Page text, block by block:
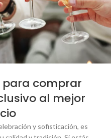
comprar
al mejor
y sofisticación, es